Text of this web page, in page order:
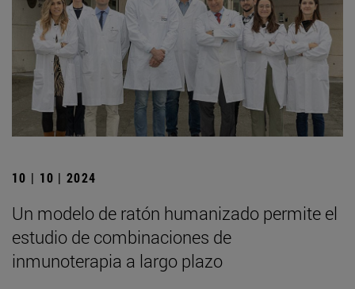
10 | 10 | 2024
Un modelo de ratón humanizado permite el
estudio de combinaciones de
inmunoterapia a largo plazo